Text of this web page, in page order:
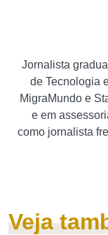
Jornalista
de Tecnologia
MigraMundo e
e em
como jornalista
Veja